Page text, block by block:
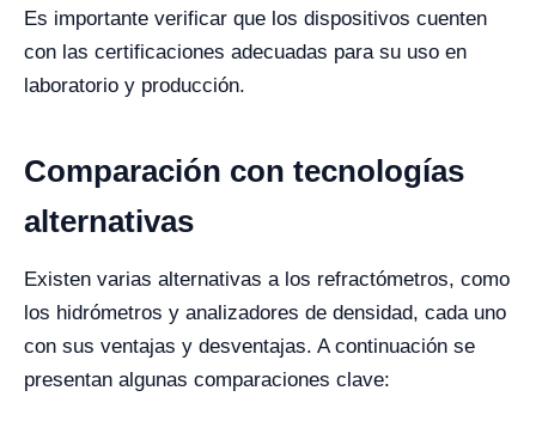
Es importante verificar que los dispositivos cuenten
con las certificaciones adecuadas para su uso en
laboratorio y producción.
Comparación con tecnologías
alternativas
Existen varias alternativas a los refractómetros, como
los hidrómetros y analizadores de densidad, cada uno
con sus ventajas y desventajas. A continuación se
presentan algunas comparaciones clave: